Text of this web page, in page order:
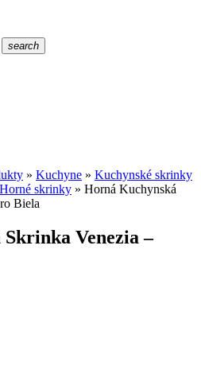
search
» Kuchyne » Kuchynské skrinky
Horné skrinky » Horná Kuchynská
Biela
Venezia –